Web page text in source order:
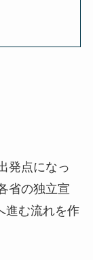
発点になっ
省の独立宣
進む流れを作